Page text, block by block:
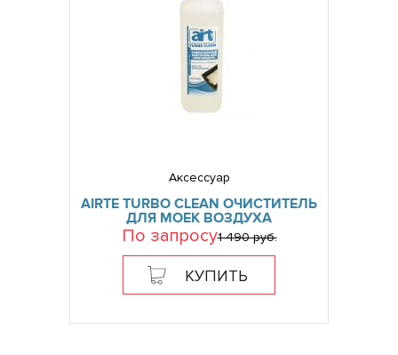
Аксессуар
AIRTE TURBO CLEAN ОЧИСТИТЕЛЬ
ДЛЯ МОЕК ВОЗДУХА
По запросу1 490 руб.
КУПИТЬ